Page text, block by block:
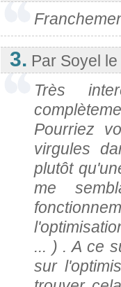
3. Par Soyel
Très
Pourriez
virgules
plutôt
me
... ) . A ce
sur